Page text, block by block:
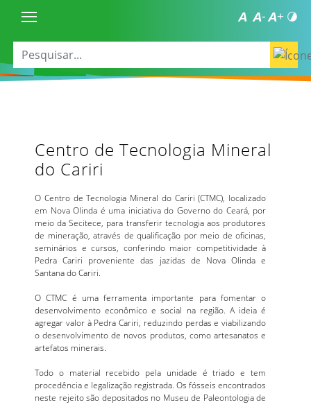
Centro de Tecnologia Mineral
do Cariri
O Centro de Tecnologia Mineral do Cariri (CTMC), localizado
em Nova Olinda é uma iniciativa do Governo do Ceará, por
meio da Secitece, para transferir tecnologia aos produtores
de mineração, através de qualificação por meio de oficinas,
seminários e cursos, conferindo maior competitividade à
Pedra Cariri proveniente das jazidas de Nova Olinda e
Santana do Cariri.
O CTMC é uma ferramenta importante para fomentar o
desenvolvimento econômico e social na região. A ideia é
agregar valor à Pedra Cariri, reduzindo perdas e viabilizando
o desenvolvimento de novos produtos, como artesanatos e
artefatos minerais.
Todo o material recebido pela unidade é triado e tem
procedência e legalização registrada. Os fósseis encontrados
neste rejeito são depositados no Museu de Paleontologia de